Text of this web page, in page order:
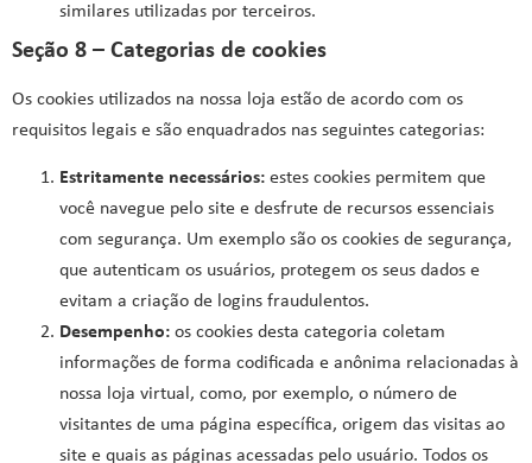
similares utilizadas por terceiros.
Seção 8 – Categorias de cookies
Os cookies utilizados na nossa loja estão de acordo com os
requisitos legais e são enquadrados nas seguintes categorias:
Estritamente necessários: estes cookies permitem que
você navegue pelo site e desfrute de recursos essenciais
com segurança. Um exemplo são os cookies de segurança,
que autenticam os usuários, protegem os seus dados e
evitam a criação de logins fraudulentos.
Desempenho: os cookies desta categoria coletam
informações de forma codificada e anônima relacionadas à
nossa loja virtual, como, por exemplo, o número de
visitantes de uma página específica, origem das visitas ao
site e quais as páginas acessadas pelo usuário. Todos os